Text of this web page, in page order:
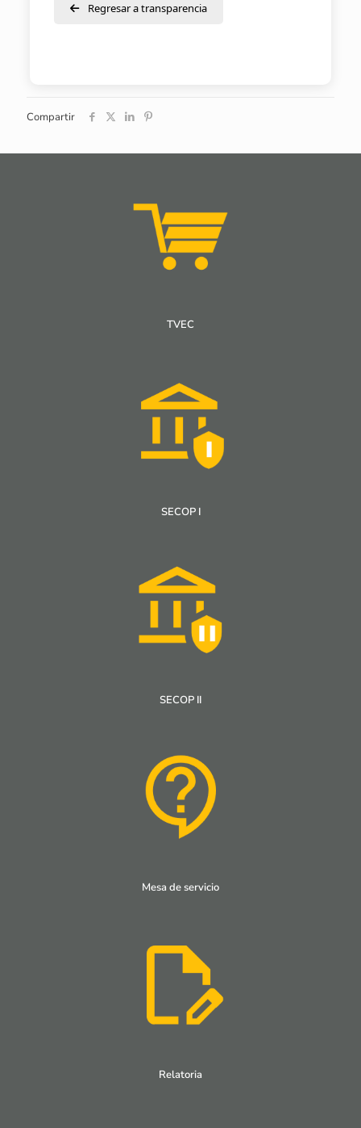
Regresar a transparencia
Compartir
TVEC
SECOP I
SECOP II
Mesa de servicio
Relatoria